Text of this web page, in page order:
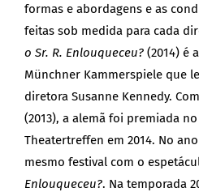
formas e abordagens e as
feitas sob medida para cada
o Sr. R. Enlouqueceu? (2014) é
Münchner Kammerspiele que
diretora Susanne Kennedy. Com
(2013), a alemã foi premiada
Theatertreffen em 2014. No
mesmo festival com o
Enlouqueceu?. Na temporada